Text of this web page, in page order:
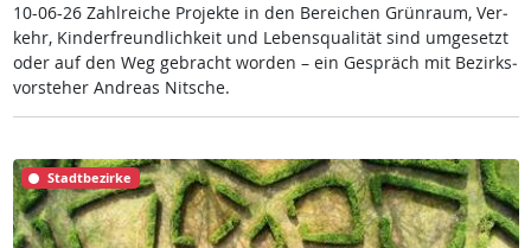
10-06-26 Zahl­rei­che Pro­jek­te in den Be­rei­chen Grün­raum, Ver­
kehr, Kin­der­f­reund­lich­keit und Le­bens­qua­li­tät sind um­ge­setzt
oder auf den Weg ge­bracht wor­den – ein Ge­spräch mit Be­zirks­
vor­ste­her And­reas Nit­sche.
Stadtbezirke